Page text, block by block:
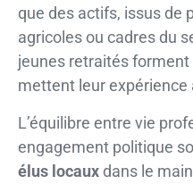
que des actifs, issus de
agricoles ou cadres du
jeunes retraités
mettent leur
L’équilibre entre vie
engagement politique
élus locaux dans le